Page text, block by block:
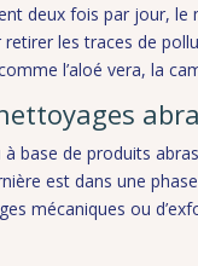
deux fois par jour,
les traces de
l’aloé vera, la
base de produits
est dans une
mécaniques ou